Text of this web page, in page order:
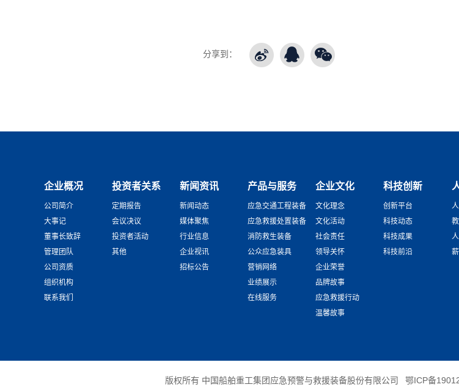
分享到：
企业概况
公司简介
大事记
董事长致辞
管理团队
公司资质
组织机构
联系我们
投资者关系
定期报告
会议决议
投资者活动
其他
新闻资讯
新闻动态
媒体聚焦
行业信息
企业视讯
招标公告
产品与服务
应急交通工程装备
应急救援处置装备
消防救生装备
公众应急装具
营销网络
业绩展示
在线服务
企业文化
文化理念
文化活动
社会责任
领导关怀
企业荣誉
品牌故事
应急救援行动
温馨故事
科技创新
创新平台
科技动态
科技成果
科技前沿
版权所有 中国船舶重工集团应急预警与救援装备股份有限公司 鄂ICP备